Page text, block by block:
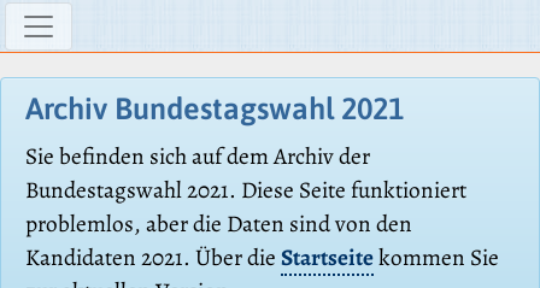
Archiv Bundestagswahl 2021
Sie befinden sich auf dem Archiv der
Bundestagswahl 2021. Diese Seite funktioniert
problemlos, aber die Daten sind von den
Kandidaten 2021. Über dieStartseitekommen Sie